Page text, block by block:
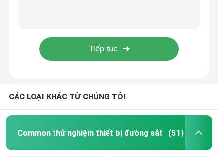
Kiểm tra đường sắt bơm Common Bench
Diesel Injector miếng chêm
Đường sắt phổ biến cụ Injector
CÁC LOẠI KHÁC TỪ CHÚNG TÔI
Common thử nghiệm thiết bị đường sắt (51)